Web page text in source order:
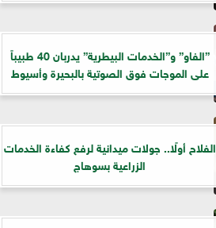
”الفاو” و”الخدمات البيطرية” يدربان 40 طبيباً
على الموجات فوق الصوتية بالبحيرة وأسيوط
الفلاح أولًا.. جولات ميدانية لرفع كفاءة الخدمات
الزراعية بسوهاج